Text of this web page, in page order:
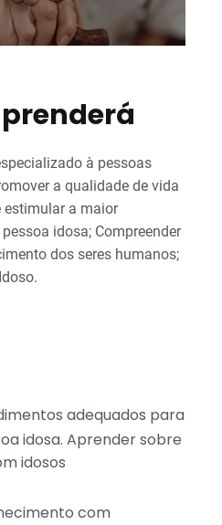
à pessoas
a qualidade de vida
estimular a maior
idosa; Compreender
dos seres humanos;
adequados para
idosa. Aprender sobre
idosos
com